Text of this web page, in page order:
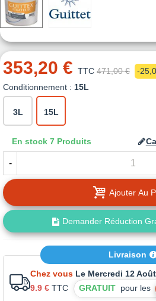
353,20 € TTC 471,00 €
-
Conditionnement : 15L
3L 15L
En stock 7 Produits
-
Ajouter Au
Demander Réduction
Livraison
Chez vous Le Mercredi 12 Août
9.9 € TTC GRATUIT pour les